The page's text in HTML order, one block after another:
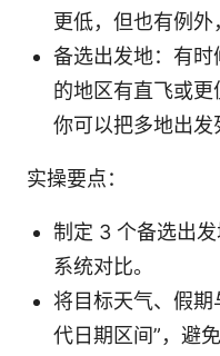
更低，但也有例外
备选出发地：有
的地区有直飞或更
你可以把多地出发
实操要点：
制定 3 个备选出
系统对比。
将目标天气、假期
代日期区间”，避